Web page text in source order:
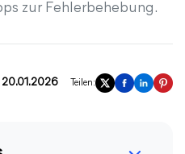
zur Fehlerbehebung.
Teilen: